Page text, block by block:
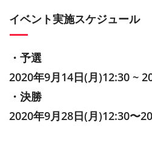
イベント実施スケジュール
・予選
2020年9月14日(月)12:30 ~
・決勝
2020年9月28日(月)12:30〜